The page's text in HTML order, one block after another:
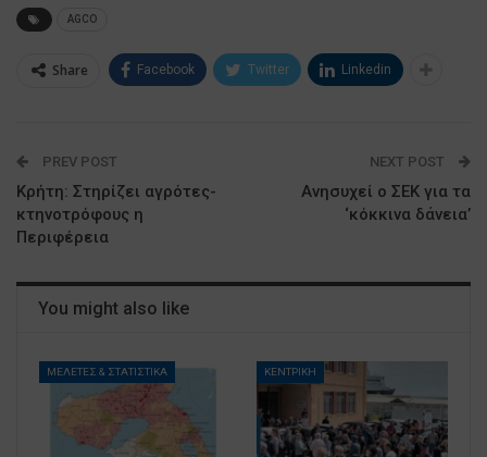
AGCO
Share Facebook Twitter Linkedin
PREV POST
Κρήτη: Στηρίζει αγρότες-
κτηνοτρόφους η
Περιφέρεια
NEXT POST
Ανησυχεί ο ΣΕΚ για τα
‘κόκκινα δάνεια’
You might also like
ΜΕΛΕΤΕΣ & ΣΤΑΤΙΣΤΙΚΑ ΚΕΝΤΡΙΚΗ